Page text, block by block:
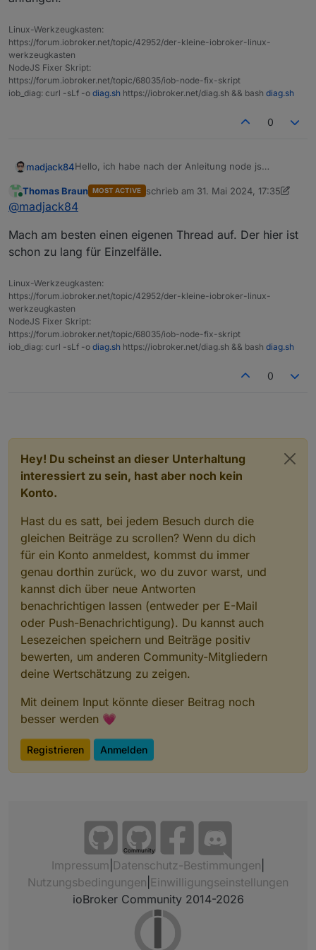
     16.20.2-deb-1nodesource1 500
500 https://deb.nodesource.com/
        100 /var/lib/dpkg/status
     10.19.0~dfsg-3ubuntu1.6 500
500 http://de.archive.ubuntu.com/
     10.19.0~dfsg-3ubuntu1 500
Nothing to do - Your installation is
You are running nodejs v16.19.0. Do you
Press <y> to continue or any other key to
Linux-Werkzeugkasten:
https://forum.iobroker.net/topic/42952/der-kleine-iobroker-linux-
werkzeugkasten
NodeJS Fixer Skript:
https://forum.iobroker.net/topic/68035/iob-node-fix-skript
iob_diag: curl -sLf -o diag.sh https://iobroker.net/diag.sh && bash diag.sh
0
madjack84Hello, ich habe nach der Anleitung node js
iob nodejs-update
ioBroker nodejs fixer 2024-05-23
Checking your installation now. Please be
/usr/bin/node 		v16.19.0
/usr/bin/npm 		8.19.3
  Installed: 16.19.0-deb-1nodesource1
  Version table:
     16.20.2-deb-1nodesource1 500
        100 /var/lib/dpkg/status
     10.19.0~dfsg-3ubuntu1.6 500
500 http://de.archive.ubuntu.com/
500 http://de.archive.ubuntu.com/
     10.19.0~dfsg-3ubuntu1 500
500 http://de.archive.ubuntu.com/
Nothing to do - Your installation is using
You are running nodejs v16.19.0. Do you
jedem Adapter Upgradeversuch einen npm error
npm error code EBADENGINE
laut Host Info ist Npm 10.7 nun installiert...
Habt ihr da Ideen dazu? welche logs braucht ihr?
Online
Thomas Braun MOST ACTIVE schrieb am 31. Mai 2024, 17:35
zuletzt editiert von Thomas Braun
@madjack84
Mach am besten einen eigenen Thread auf. Der hier ist
schon zu lang für Einzelfälle.
Linux-Werkzeugkasten:
https://forum.iobroker.net/topic/42952/der-kleine-iobroker-linux-
werkzeugkasten
NodeJS Fixer Skript:
https://forum.iobroker.net/topic/68035/iob-node-fix-skript
iob_diag: curl -sLf -o diag.sh https://iobroker.net/diag.sh && bash diag.sh
0
Hey! Du scheinst an dieser Unterhaltung
interessiert zu sein, hast aber noch kein
Konto.
Hast du es satt, bei jedem Besuch durch die
gleichen Beiträge zu scrollen? Wenn du dich
für ein Konto anmeldest, kommst du immer
genau dorthin zurück, wo du zuvor warst, und
kannst dich über neue Antworten
benachrichtigen lassen (entweder per E-Mail
oder Push-Benachrichtigung). Du kannst auch
Lesezeichen speichern und Beiträge positiv
bewerten, um anderen Community-Mitgliedern
deine Wertschätzung zu zeigen.
Mit deinem Input könnte dieser Beitrag noch
besser werden 💗
Registrieren Anmelden
Community
Impressum Datenschutz-Bestimmungen
Nutzungsbedingungen Einwilligungseinstellungen
ioBroker Community 2014-2026